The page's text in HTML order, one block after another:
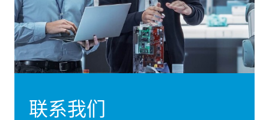
联系我们